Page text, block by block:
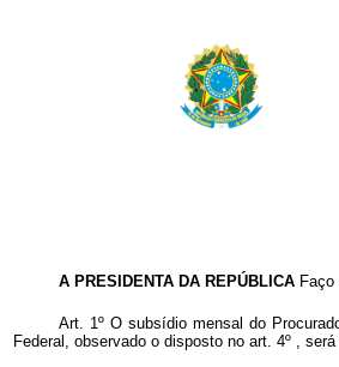
A PRESIDENTA DA REPÚBLICA
Art. 1º O subsídio mensal do
Federal, observado o disposto no art. 4º , será